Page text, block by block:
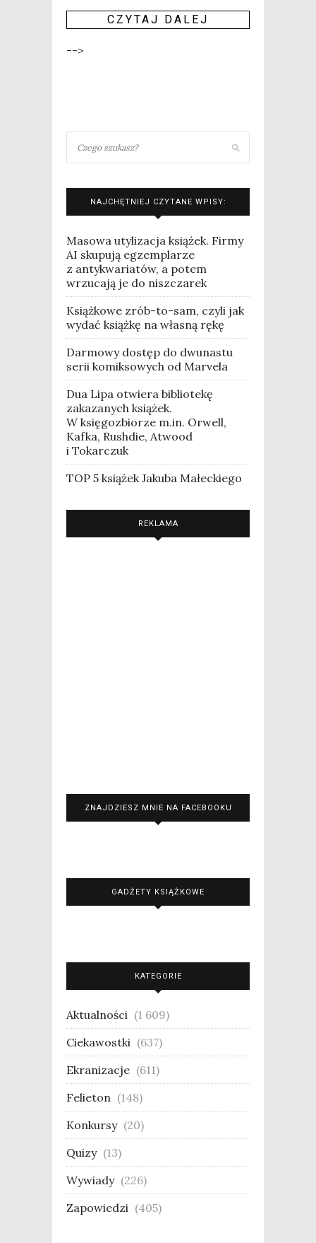
CZY­TAJ DALEJ
-->
NAJCHĘTNIEJ CZYTANE WPISY:
Masowa utylizacja książek. Firmy
AI skupują egzemplarze
z antykwariatów, a potem
wrzucają je do niszczarek
Książkowe zrób-to-sam, czyli jak
wydać książkę na własną rękę
Darmowy dostęp do dwunastu
serii komiksowych od Marvela
Dua Lipa otwiera bibliotekę
zakazanych książek.
W księgozbiorze m.in. Orwell,
Kafka, Rushdie, Atwood
i Tokarczuk
TOP 5 książek Jakuba Małeckiego
REKLAMA
ZNAJDZIESZ MNIE NA FACEBOOKU
GADŻETY KSIĄŻKOWE
KATEGORIE
Aktualności (1 609)
Ciekawostki (637)
Ekranizacje (611)
Felieton (148)
Konkursy (20)
Quizy (13)
Wywiady (226)
Zapowiedzi (405)